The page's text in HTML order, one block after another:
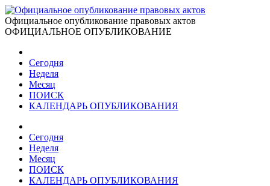
Официальное опубликование правовых актов
ОФИЦИАЛЬНОЕ ОПУБЛИКОВАНИЕ
Сегодня
Неделя
Месяц
ПОИСК
КАЛЕНДАРЬ ОПУБЛИКОВАНИЯ
Сегодня
Неделя
Месяц
ПОИСК
КАЛЕНДАРЬ ОПУБЛИКОВАНИЯ